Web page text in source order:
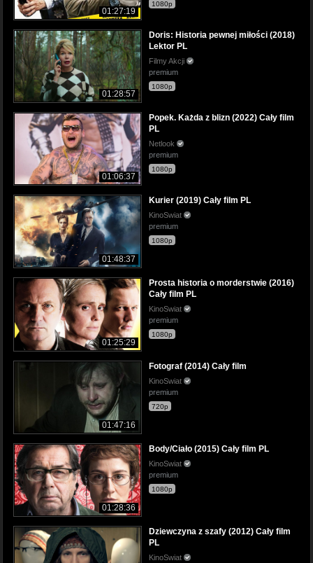
01:27:19
1080p
01:28:57
Doris: Historia pewnej miłości (2018)
Lektor PL
Filmy Akcji
premium
1080p
01:06:37
Popek. Każda z blizn (2022) Cały film
PL
Netlook
premium
1080p
01:48:37
Kurier (2019) Cały film PL
KinoSwiat
premium
1080p
01:25:29
Prosta historia o morderstwie (2016)
Cały film PL
KinoSwiat
premium
1080p
01:47:16
Fotograf (2014) Cały film
KinoSwiat
premium
720p
01:28:36
Body/Ciało (2015) Cały film PL
KinoSwiat
premium
1080p
Dziewczyna z szafy (2012) Cały film
PL
KinoSwiat